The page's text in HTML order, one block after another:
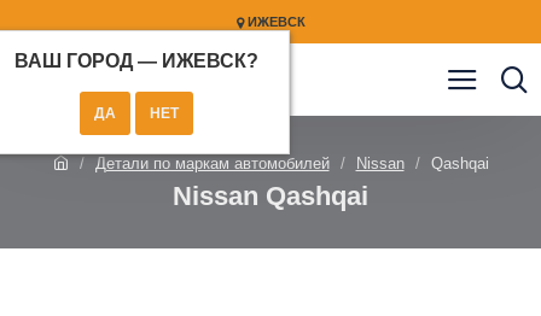
ИЖЕВСК
ВАШ ГОРОД — ИЖЕВСК?
Детали по маркам автомобилей Nissan Qashqai
Nissan Qashqai